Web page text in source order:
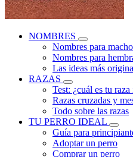
NOMBRES
Nombres para
Nombres para
Las ideas más
RAZAS
Test: ¿cuál es tu raza
Razas cruzadas y
Todo sobre las razas
TU PERRO IDEAL
Guía para
Adoptar un perro
Comprar un perro